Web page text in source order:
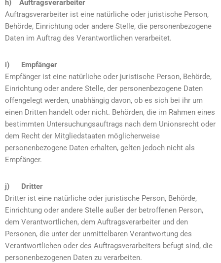
h) Auftragsverarbeiter
Auftragsverarbeiter ist eine natürliche oder juristische Person,
Behörde, Einrichtung oder andere Stelle, die personenbezogene
Daten im Auftrag des Verantwortlichen verarbeitet.
i) Empfänger
Empfänger ist eine natürliche oder juristische Person, Behörde,
Einrichtung oder andere Stelle, der personenbezogene Daten
offengelegt werden, unabhängig davon, ob es sich bei ihr um
einen Dritten handelt oder nicht. Behörden, die im Rahmen eines
bestimmten Untersuchungsauftrags nach dem Unionsrecht oder
dem Recht der Mitgliedstaaten möglicherweise
personenbezogene Daten erhalten, gelten jedoch nicht als
Empfänger.
j) Dritter
Dritter ist eine natürliche oder juristische Person, Behörde,
Einrichtung oder andere Stelle außer der betroffenen Person,
dem Verantwortlichen, dem Auftragsverarbeiter und den
Personen, die unter der unmittelbaren Verantwortung des
Verantwortlichen oder des Auftragsverarbeiters befugt sind, die
personenbezogenen Daten zu verarbeiten.